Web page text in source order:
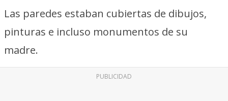
Las paredes estaban cubiertas de dibujos,
pinturas e incluso monumentos de su
madre.
PUBLICIDAD